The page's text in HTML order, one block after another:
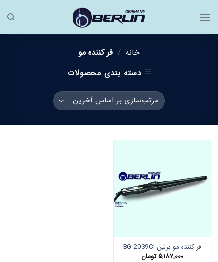
خانه / فر کننده مو
دسته بندی محصولات
فر کننده مو برلین BG-2039CI
۵,۱۸۷,۰۰۰تومان